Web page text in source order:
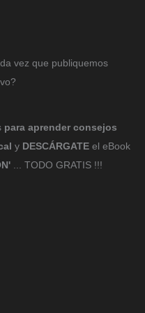
vez que publiquemos
para aprender consejos
y DESCÁRGATEel eBook
... TODO GRATIS !!!